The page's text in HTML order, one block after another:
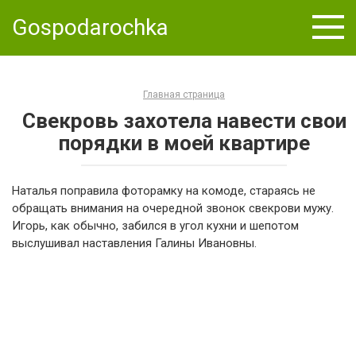
Gospodarochka
Главная страница
Свекровь захотела навести свои
порядки в моей квартире
Наталья поправила фоторамку на комоде, стараясь не
обращать внимания на очередной звонок свекрови мужу.
Игорь, как обычно, забился в угол кухни и шепотом
выслушивал наставления Галины Ивановны.